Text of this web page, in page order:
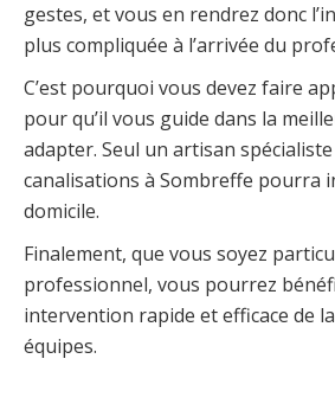
gestes, et vous en rendrez donc
plus compliquée à l’arrivée du
C’est pourquoi vous devez faire
pour qu’il vous guide dans la
adapter. Seul un artisan
canalisations à Sombreffe pourra
domicile.
Finalement, que vous soyez
professionnel, vous pourrez
intervention rapide et efficace de
équipes.